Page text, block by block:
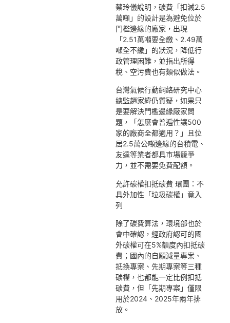
蔡玲儀說明，碳費「扣減2.5
萬噸」的設計是為避免位於
門檻邊緣的廠家，出現
「2.51萬噸要全繳、2.49萬
噸全不繳」的狀況，降低行
政管理困難，並指出所得
稅、空污費也有類似做法。
台灣氣候行動網絡研究中心
總監趙家緯仍質疑，如果只
是要解決門檻邊緣廠家問
題，「怎麼會普遍性讓500
家的廠商全都適用？」且位
居2.5萬公噸邊緣的台積電、
友達等業者都具市場競爭
力，並不需要免費配額。
允許碳權扣抵碳費 環團：不
具外加性「垃圾碳權」竟入
列
除了碳費算法，環境部也於
會中確認，經政府認可的國
外碳權可在5%額度內扣抵碳
費；國內的自願減量專案、
抵換專案、先期專案等三種
碳權，也都能一定比例扣抵
碳費，但「先期專案」僅限
用於2024、2025年兩年排
放。